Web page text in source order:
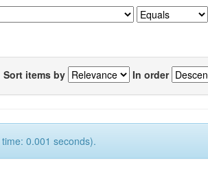
Sort items by In order
0.001 seconds).